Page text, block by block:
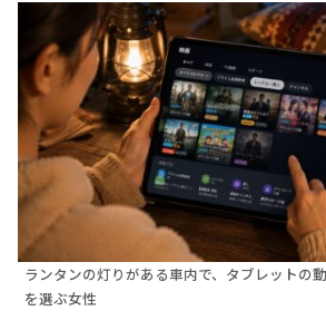
ランタンの灯りがある車内で、タブレットの
を選ぶ女性